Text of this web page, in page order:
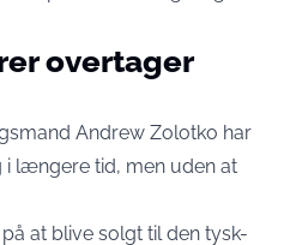
overtager
Andrew Zolotko har
i længere tid, men uden at
at blive solgt til den tysk-